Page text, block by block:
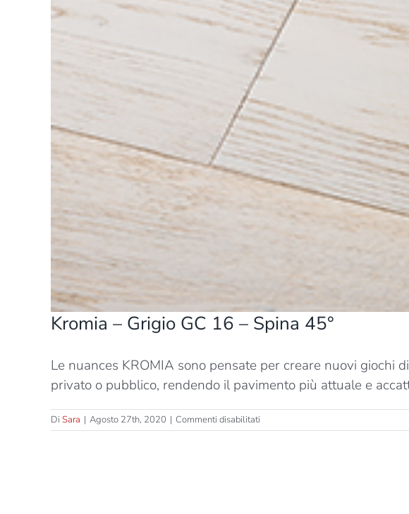
Kromia – Grigio GC 16 – Spina 45°
Le nuances KROMIA sono pensate per creare nuovi giochi
privato o pubblico, rendendo il pavimento più attuale e
Di Sara | Agosto 27th, 2020 | Commenti disabilitati
Kromia